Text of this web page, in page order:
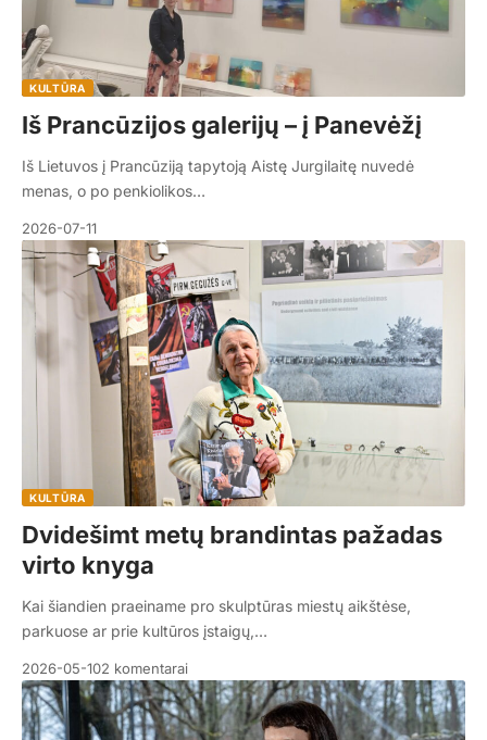
KULTŪRA
Iš Prancūzijos galerijų – į Panevėžį
Iš Lietuvos į Prancūziją tapytoją Aistę Jurgilaitę nuvedė
menas, o po penkiolikos…
2026-07-11
KULTŪRA
Dvidešimt metų brandintas pažadas
virto knyga
Kai šiandien praeiname pro skulptūras miestų aikštėse,
parkuose ar prie kultūros įstaigų,…
2026-05-102 komentarai